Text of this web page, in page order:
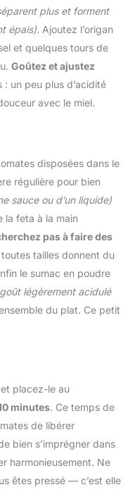
plus et forment
épais). Ajoutez l’origan
et quelques tours de
Goûtez et ajustez
: un peu plus d’acidité
avec le miel.
disposées dans le
régulière pour bien
sauce ou d’un liquide)
la feta à la main
pas à faire des
tailles donnent du
le sumac en poudre
légèrement acidulé
du plat. Ce petit
placez-le au
minutes. Ce temps de
de libérer
bien s’imprégner dans
harmonieusement. Ne
êtes pressé — c’est elle